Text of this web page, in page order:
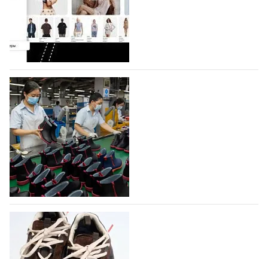
Co., Ltd., основанная в 2011 году и расположенная в
Гуанчжоу, столице моды Китая, является
профессиональной обувной компанией,
объединяющей разработку, производство и…
07.08.2026 591
На платформе Lamoda - новый раздел и
условия продвижения локальных
дизайнерских марок
Российский маркетплейс Lamoda решил обновить
раздел для продажи продукции локальных
дизайнерских марок одежды, обуви и аксессуаров.
Бренды также получат маркетинговую…
06.08.2026 774
Объем мирового производства обуви в
2025 году практически не увеличился